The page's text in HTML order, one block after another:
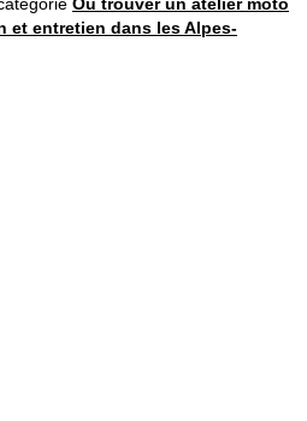
et entretien dans les Alpes-